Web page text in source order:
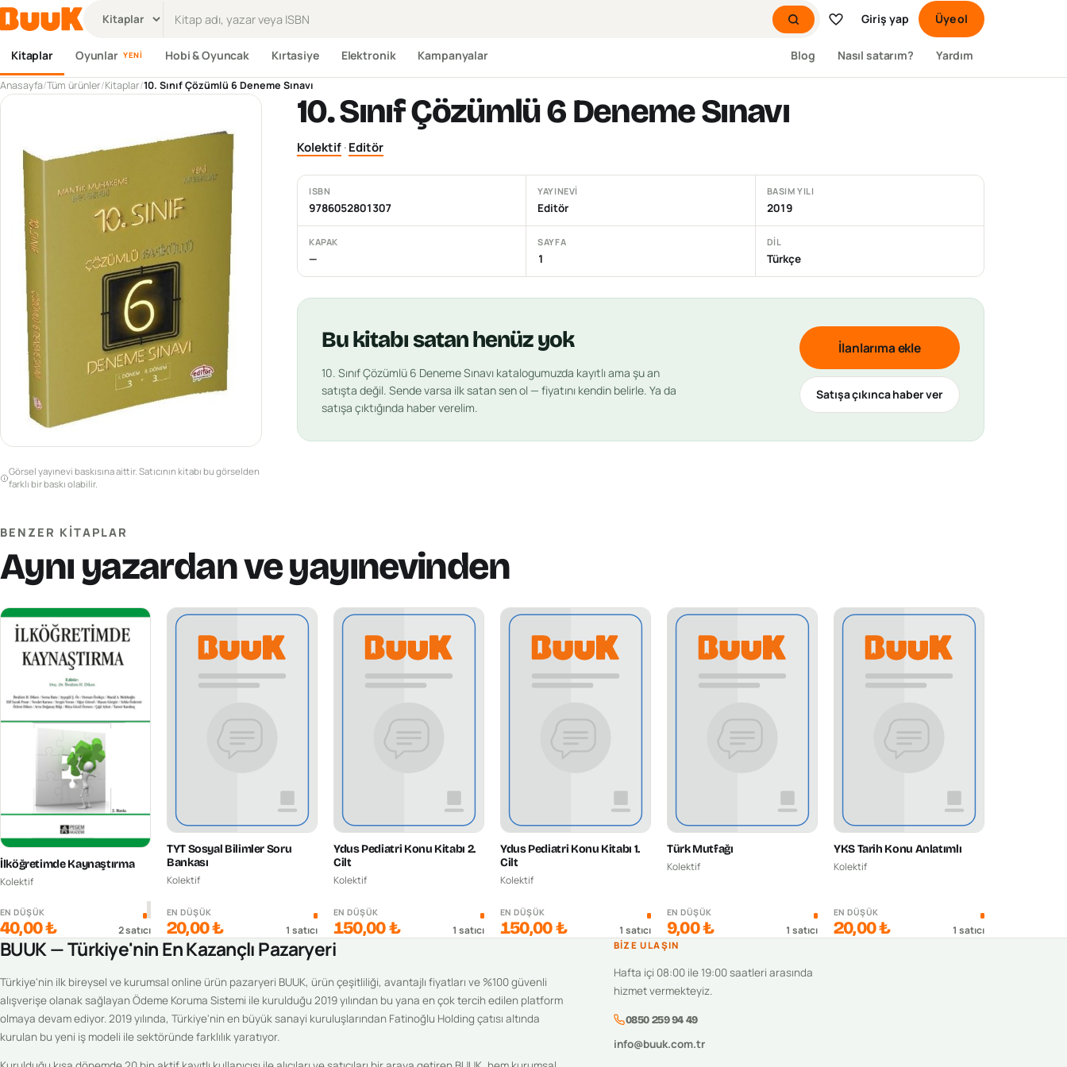
Giriş yap Üye ol
Kitaplar Oyunlar YENI Hobi & Oyuncak Kırtasiye Elektronik Kampanyalar Blog Nasıl satarım? Yardım
Anasayfa/Tüm ürünler/Kitaplar/10. Sınıf Çözümlü 6 Deneme Sınavı
Görsel yayınevi baskısına aittir. Satıcının kitabı bu görselden
farklı bir baskı olabilir.
10. Sınıf Çözümlü 6 Deneme Sınavı
Kolektif·Editör
ISBN
9786052801307
YAYINEVI
Editör
BASIM YILI
2019
KAPAK
—
SAYFA
1
DIL
Türkçe
Bukitabısatan henüz yok
10. Sınıf Çözümlü 6 Deneme Sınavı katalogumuzda kayıtlı ama şu an
satışta değil. Sende varsa ilk satan sen ol — fiyatını kendin belirle. Ya da
satışa çıktığında haber verelim.
İlanlarıma ekle
Satışa çıkınca haber ver
BENZER KITAPLAR
Aynı yazardan ve yayınevinden
İlköğretimde Kaynaştırma
Kolektif
EN DÜŞÜK
40,00 ₺ 2satıcı
TYT Sosyal Bilimler Soru
Bankası
Kolektif
EN DÜŞÜK
20,00 ₺ 1 satıcı
Ydus Pediatri Konu Kitabı 2.
Cilt
Kolektif
EN DÜŞÜK
150,00 ₺ 1 satıcı
Ydus Pediatri Konu Kitabı 1.
Cilt
Kolektif
EN DÜŞÜK
150,00 ₺ 1 satıcı
Türk Mutfağı
Kolektif
EN DÜŞÜK
9,00 ₺ 1 satıcı
YKS Tarih Konu Anlatımlı
Kolektif
EN DÜŞÜK
20,00 ₺ 1 satıcı
BUUK — Türkiye'nin En Kazançlı Pazaryeri
Türkiye'nin ilk bireysel ve kurumsal online ürün pazaryeri BUUK, ürün çeşitliliği, avantajlı fiyatları ve %100 güvenli
alışverişe olanak sağlayan Ödeme Koruma Sistemi ile kurulduğu 2019 yılından bu yana en çok tercih edilen platform
olmaya devam ediyor. 2019 yılında, Türkiye'nin en büyük sanayi kuruluşlarından Fatinoğlu Holding çatısı altında
kurulan bu yeni iş modeli ile sektöründe farklılık yaratıyor.
BIZE ULAŞIN
Hafta içi 08:00 ile 19:00 saatleri arasında
hizmet vermekteyiz.
0850 259 94 49
info@buuk.com.tr